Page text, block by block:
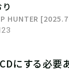
HUNTER
にする必要